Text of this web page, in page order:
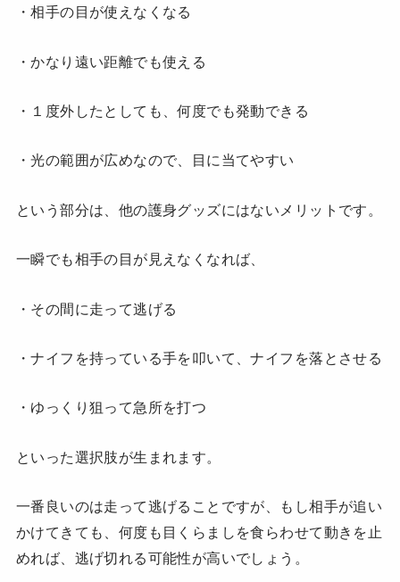
・相手の目が使えなくなる
・かなり遠い距離でも使える
・１度外したとしても、何度でも発動できる
・光の範囲が広めなので、目に当てやすい
という部分は、他の護身グッズにはないメリットです。
一瞬でも相手の目が見えなくなれば、
・その間に走って逃げる
・ナイフを持っている手を叩いて、ナイフを落とさせる
・ゆっくり狙って急所を打つ
といった選択肢が生まれます。
一番良いのは走って逃げることですが、もし相手が追い
かけてきても、何度も目くらましを食らわせて動きを止
めれば、逃げ切れる可能性が高いでしょう。